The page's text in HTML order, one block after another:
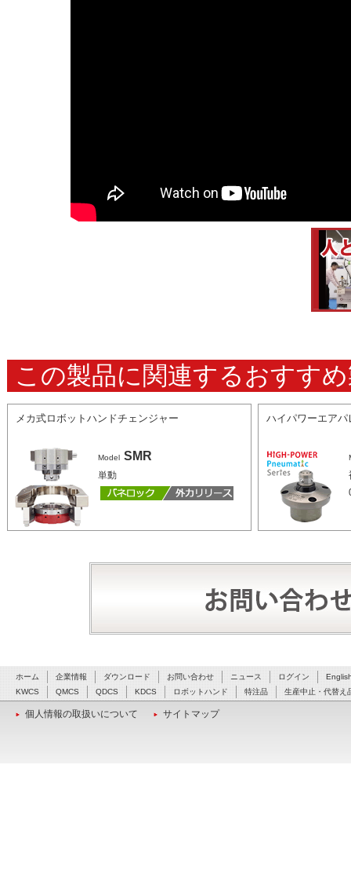
この製品に関連するおすす
メカ式ロボットハンドチェンジャー
Model SMR
単動
ハイパワーエア
ホーム 企業情報 ダウンロード お問い合わせ ニュース ログイン
KWCS
QMCS QDCS KDCS ロボットハンド 特注品 生産中止・代替え
個人情報の取扱いについて サイトマップ